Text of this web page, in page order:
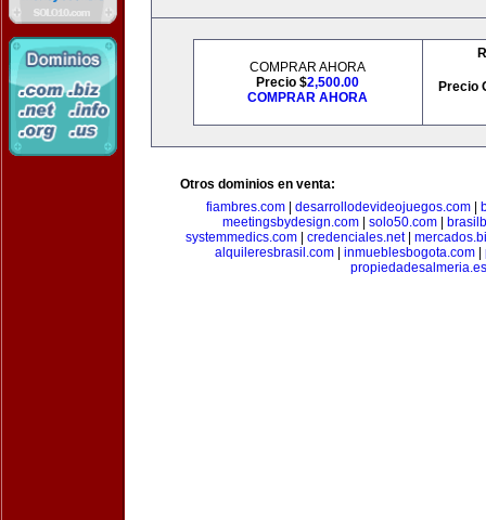
COMPRAR AHORA
Precio $2,500.00
COMPRAR AHORA
Precio
Otros dominios en venta:
fiambres.com| desarrollodevideojuegos.com|
meetingsbydesign.com
solo50.com
systemmedics.com| credenciales.net|
alquileresbrasil.com| inmueblesbogota.com|
propiedadesalmeria.es